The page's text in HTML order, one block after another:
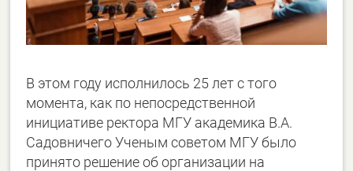
В этом году исполнилось 25 лет с того
момента, как по непосредственной
инициативе ректора МГУ академика В.А.
Садовничего Ученым советом МГУ было
принято решение об организации на